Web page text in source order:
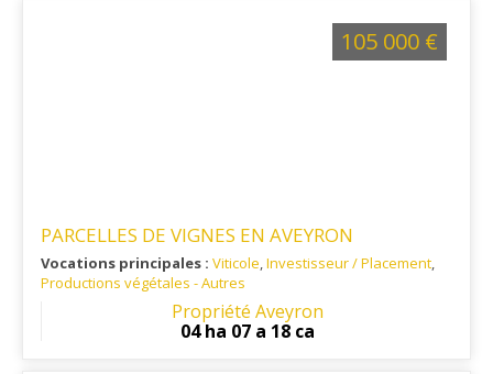
PARCELLES DE VIGNES EN AVEYRON
Vocations principales : Viticole,Investisseur / Placement,
Productions végétales - Autres
: A 25mn de Rodez
Propriété Aveyron
04 ha 07 a 18 ca
105 000 €